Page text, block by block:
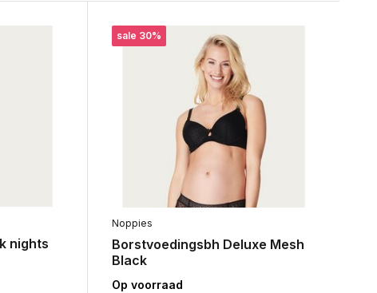
nights
sale 30%
Noppies
Borstvoedingsbh Deluxe Mesh
Black
Op voorraad